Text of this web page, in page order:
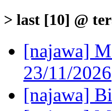
> last [10] @
[najawa]
23/11/2026
[najawa]